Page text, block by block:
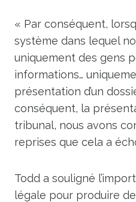
« Par conséquent,
système dans lequel
uniquement des gens
informations…
présentation d’un
conséquent, la
tribunal, nous avons
reprises que cela a
Todd a souligné
légale pour produire